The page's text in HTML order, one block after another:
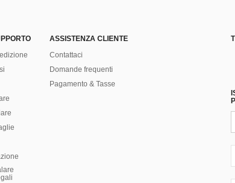
ASSISTENZA CLIENTE
Contattaci
Domande frequenti
Pagamento & Tasse